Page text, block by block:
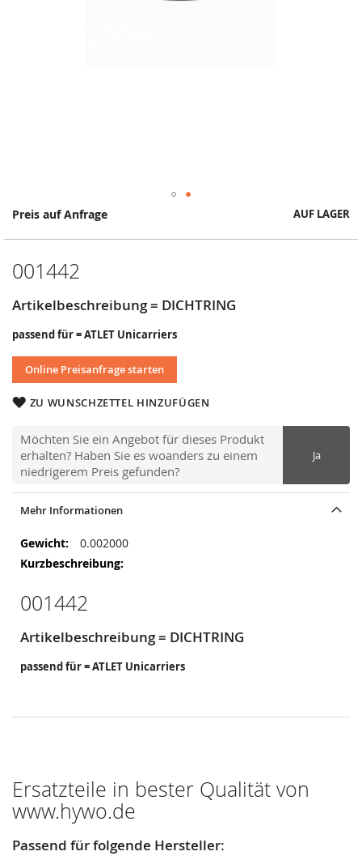
Preis auf Anfrage AUF LAGER
001442
Artikelbeschreibung = DICHTRING
passend für = ATLET Unicarriers
Online Preisanfrage starten
ZU WUNSCHZETTEL HINZUFÜGEN
Möchten Sie ein Angebot für dieses Produkt
erhalten? Haben Sie es woanders zu einem
niedrigerem Preis gefunden?
Ja
Springe
Anfang
Bildergalerie
Mehr Informationen
Mehr
Informationen
0.002000
001442
Artikelbeschreibung = DICHTRING
passend für = ATLET Unicarriers
Ersatzteile in bester Qualität von
www.hywo.de
Passend für folgende Hersteller: